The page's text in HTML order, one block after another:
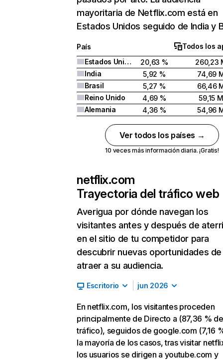
mayoritaria de Netflix.com está en
Estados Unidos seguido de India y
País
Todos los
Estados Unidos
20,63 %
260,23
India
5,92 %
74,69
Brasil
5,27 %
66,46
Reino Unido
4,69 %
59,15 M
Alemania
4,36 % 54,96
Ver todos los países →
10 veces más información diaria. ¡Gratis!
netflix.com
Trayectoria del tráfico web
Averigua por dónde navegan los
visitantes antes y después de
en el sitio de tu competidor para
descubrir nuevas oportunidades de
atraer a su audiencia.
Escritorio jun 2026
En netflix.com, los visitantes proceden
principalmente de Directo a (87,36 % de
tráfico), seguidos de google.com (7,16
la mayoría de los casos, tras visitar
los usuarios se dirigen a youtube.com y